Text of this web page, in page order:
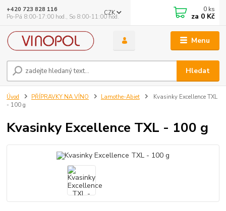
Menu
CZK
Hledat
+420 723 828 116
Po-Pá 8:00-17:00 hod., So 8:00-11:00 hod.
0 ks
za 0 Kč
Úvod PŘÍPRAVKY NA VÍNO Lamothe-Abiet
Kvasinky Excellence TXL
- 100 g
Kvasinky Excellence TXL - 100 g